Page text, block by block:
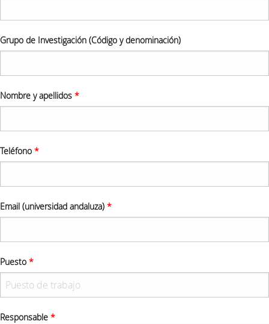
Grupo de Investigación (Código y denominación)
Nombre y apellidos *
Teléfono *
Email (universidad andaluza) *
Puesto *
Responsable *